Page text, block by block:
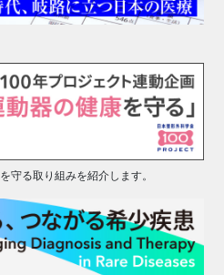
守る取り組みを紹介します。